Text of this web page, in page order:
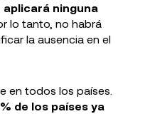
ninguna
lo tanto, no habrá
la ausencia en el
en todos los países.
de los países ya